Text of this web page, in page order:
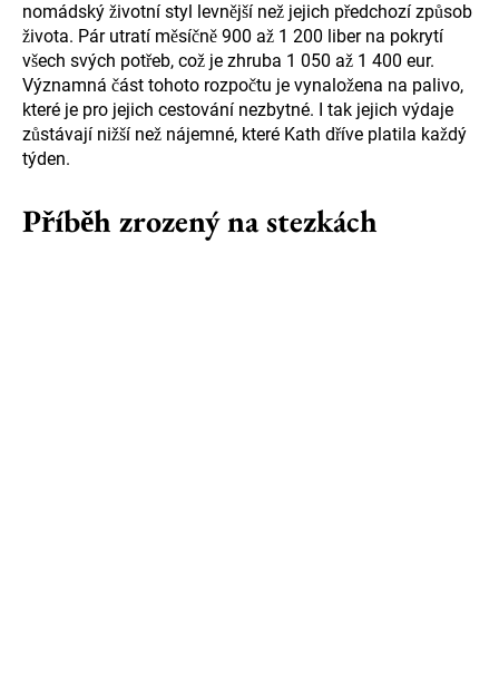
nomádský životní styl levnější než jejich předchozí způsob
života. Pár utratí měsíčně 900 až 1 200 liber na pokrytí
všech svých potřeb, což je zhruba 1 050 až 1 400 eur.
Významná část tohoto rozpočtu je vynaložena na palivo,
které je pro jejich cestování nezbytné. I tak jejich výdaje
zůstávají nižší než nájemné, které Kath dříve platila každý
týden.
Příběh zrozený na stezkách